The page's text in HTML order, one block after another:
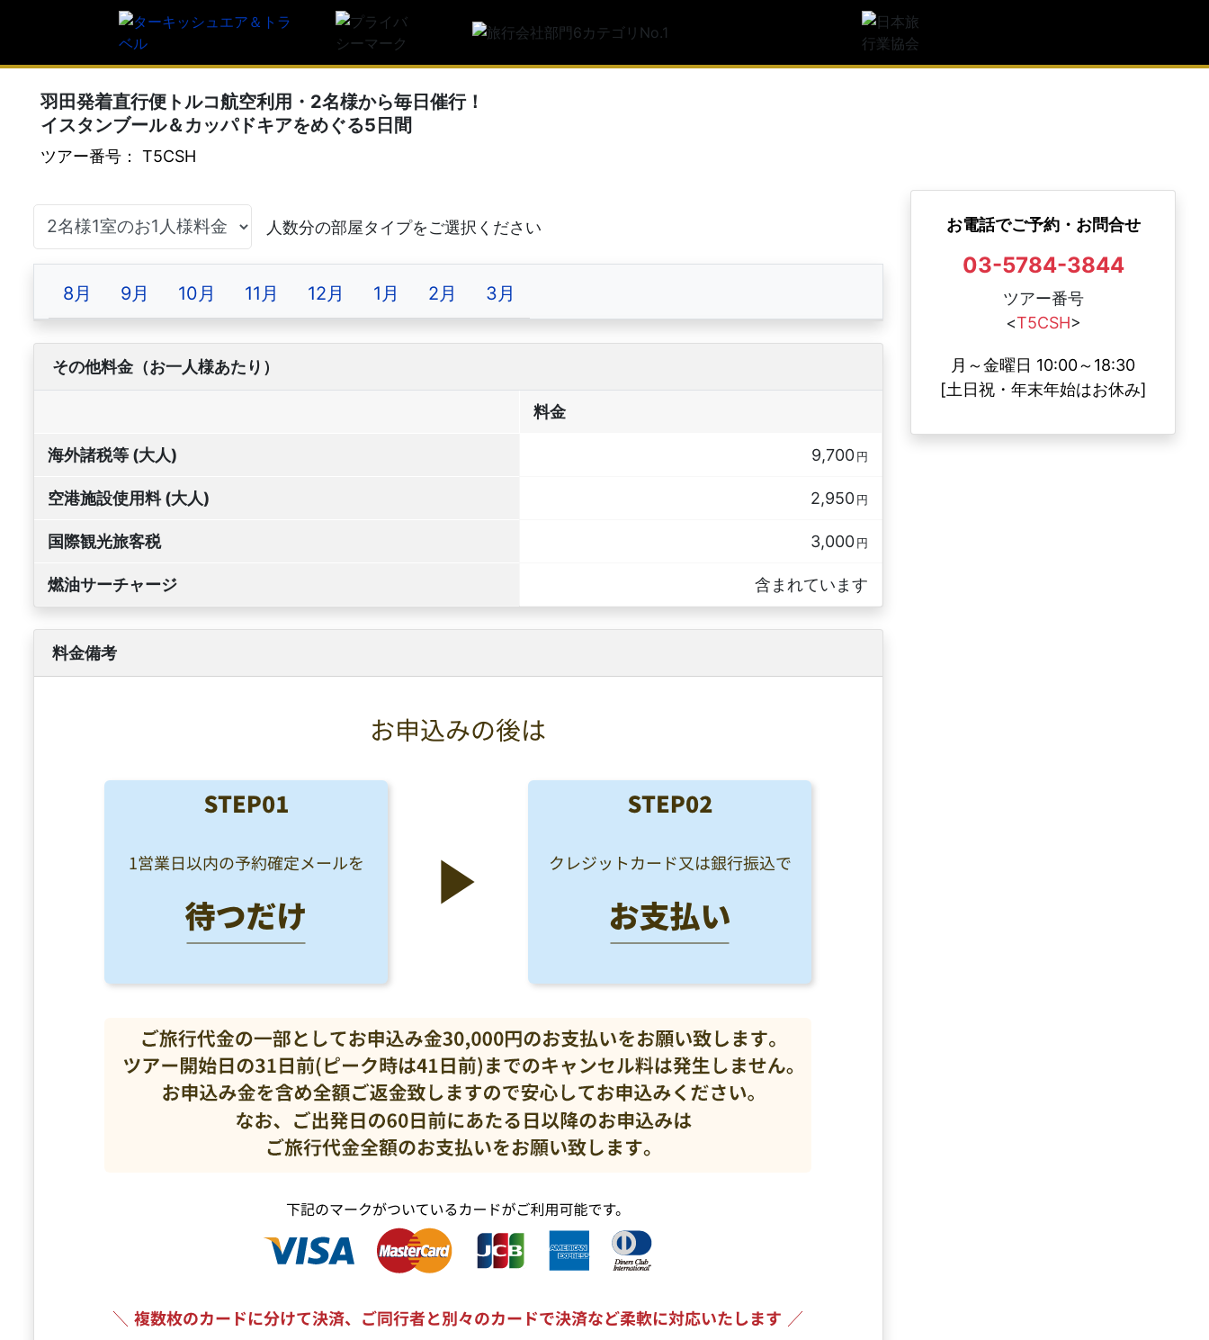
羽田発着直行便トルコ航空利用・2名様から毎日催行！
イスタンブール＆カッパドキアをめぐる5日間
ツアー番号： T5CSH
8月 9月 10月 11月 12月 1月 2月 3月
その他料金（お一人様あたり）
料金
海外諸税等 (大人) 9,700円
空港施設使用料 (大人) 2,950円
国際観光旅客税 3,000円
燃油サーチャージ 含まれています
料金備考
お電話でご予約・お問合せ
03-5784-3844
ツアー番号
<T5CSH>
月～金曜日 10:00～18:30
[土日祝・年末年始はお休み]